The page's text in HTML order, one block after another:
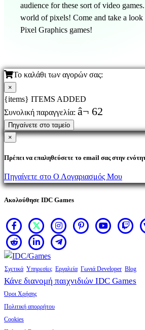
audience for these sort of video
world of pixels! Come and take a look
Pixel Graphics games!
Το καλάθι των αγορών σας:
×
{items} ITEMS ADDED
Συνολική παραγγελία: â¬ 62
Πηγαίνετε στο ταμείο
×
Πρέπει να επαληθεύσετε το email σας στην
Πηγαίνετε στο Ο Λογαριασμός Μου
Ακολούθησε IDC Games
Σχετικά Υπηρεσίες Εργαλεία Γωνιά Developer Blog
Κάνε διανομή παιχνιδιών IDC Games
Όροι Χρήσης
Πολιτική απορρήτου
Cookies